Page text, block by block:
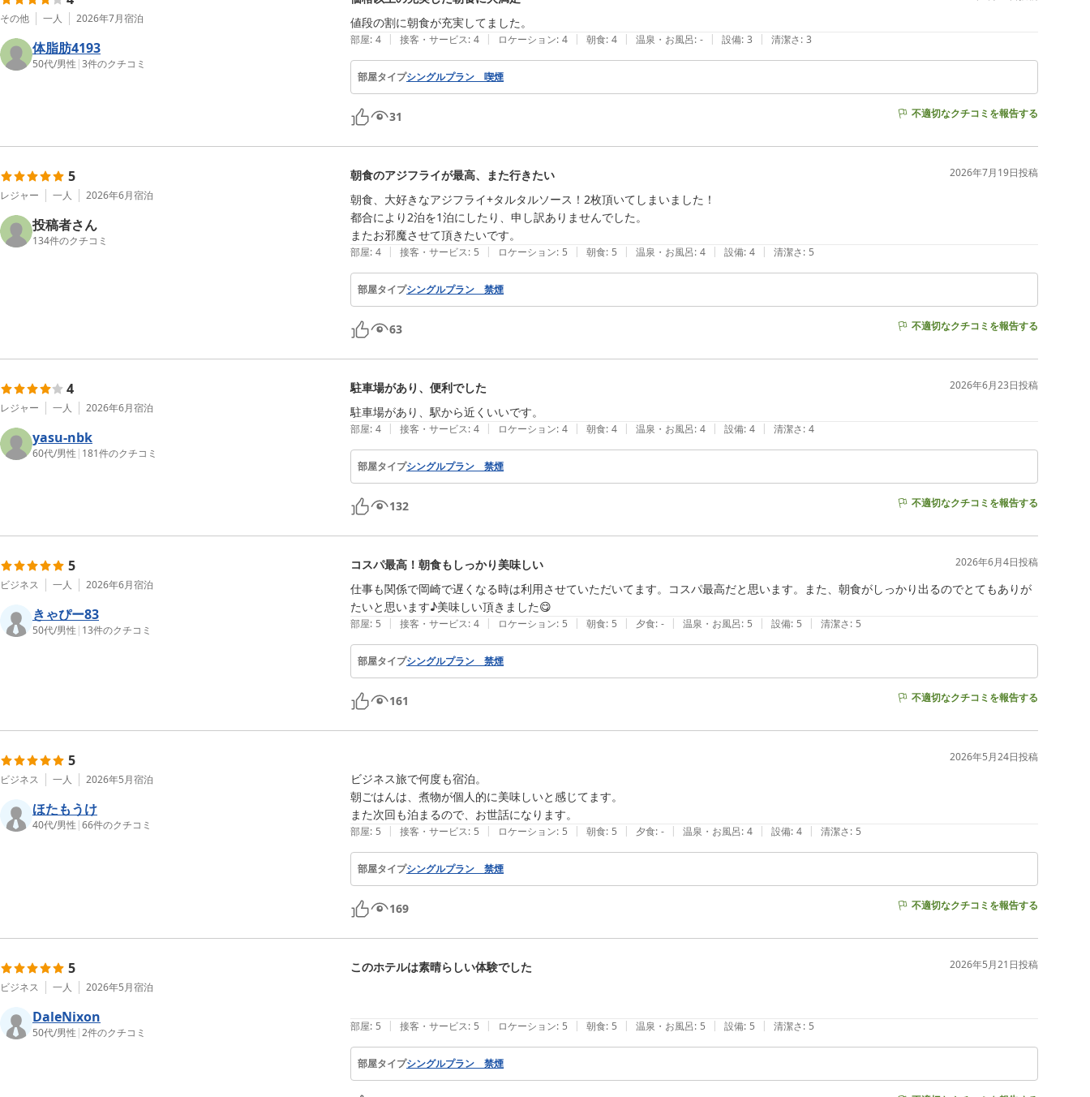
その他 一人 2026年7月宿泊
体脂肪4193
50代/男性 |3件のクチコミ
値段の割に朝食が充実してました。
部屋: 4 | 接客・サービス: 4 | ロケーション: 4 | 朝食: 4 | 温泉・お風呂: - | 設備: 3 | 清潔さ: 3
部屋タイプシングルプラン 喫煙
31 不適切なクチコミを報告する
5
レジャー 一人 2026年6月宿泊
投稿者さん
134件のクチコミ
朝食のアジフライが最高、また行きたい 2026年7月19日投稿
朝食、大好きなアジフライ+タルタルソース！2枚頂いてしまいました！
都合により2泊を1泊にしたり、申し訳ありませんでした。
またお邪魔させて頂きたいです。
部屋: 4 | 接客・サービス: 5 | ロケーション: 5 | 朝食: 5 | 温泉・お風呂: 4 | 設備: 4 | 清潔さ: 5
部屋タイプシングルプラン 禁煙
63 不適切なクチコミを報告する
4
レジャー 一人 2026年6月宿泊
yasu-nbk
60代/男性 | 181件のクチコミ
駐車場があり、便利でした 2026年6月23日投稿
駐車場があり、駅から近くいいです。
部屋: 4 | 接客・サービス: 4 | ロケーション: 4 | 朝食: 4 | 温泉・お風呂: 4 | 設備: 4 | 清潔さ: 4
部屋タイプシングルプラン 禁煙
132 不適切なクチコミを報告する
5
ビジネス 一人 2026年6月宿泊
きゃぴー83
50代/男性 | 13件のクチコミ
コスパ最高！朝食もしっかり美味しい 2026年6月4日投稿
仕事も関係で岡崎で遅くなる時は利用させていただいてます。コスパ最高だと思います。また、朝食がしっかり出るのでとてもありが
部屋: 5 | 接客・サービス: 4 | ロケーション: 5 | 朝食: 5 | 夕食: - | 温泉・お風呂: 5 | 設備: 5 | 清潔さ: 5
部屋タイプシングルプラン 禁煙
161 不適切なクチコミを報告する
5
ビジネス 一人 2026年5月宿泊
ほたもうけ
40代/男性 |66件のクチコミ
2026年5月24日投稿
ビジネス旅で何度も宿泊。
朝ごはんは、煮物が個人的に美味しいと感じてます。
また次回も泊まるので、お世話になります。
部屋: 5 | 接客・サービス: 5 | ロケーション: 5 | 朝食: 5 | 夕食: - | 温泉・お風呂: 4 | 設備: 4 | 清潔さ: 5
部屋タイプシングルプラン 禁煙
169 不適切なクチコミを報告する
5
ビジネス 一人 2026年5月宿泊
DaleNixon
50代/男性 |2件のクチコミ
このホテルは素晴らしい体験でした 2026年5月21日投稿
部屋: 5 | 接客・サービス: 5 | ロケーション: 5 | 朝食: 5 | 温泉・お風呂: 5 | 設備: 5 | 清潔さ: 5
部屋タイプシングルプラン 禁煙